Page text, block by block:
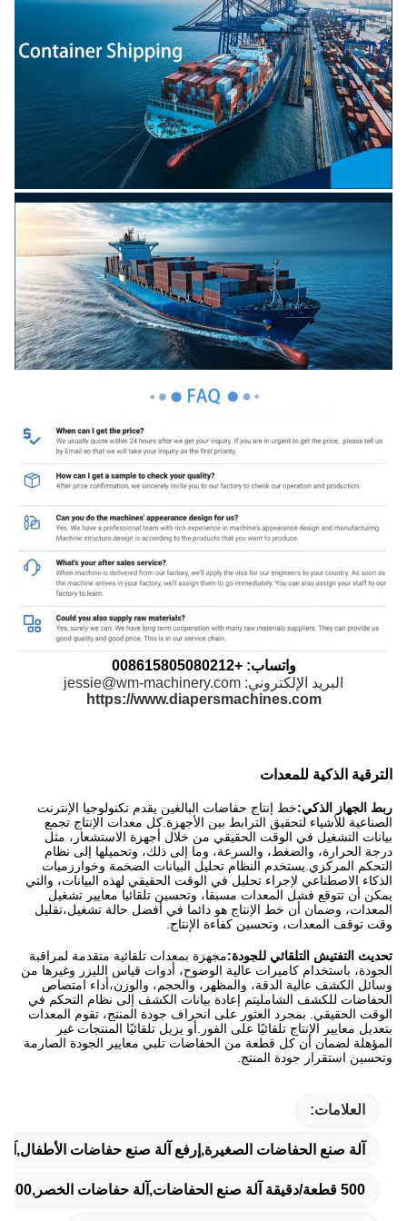
واتساب: +008615805080212
البريد الإلكتروني: jessie@wm-machinery.com
https://www.diapersmachines.com
الترقية الذكية للمعدات
ربط الجهاز الذكي:خط إنتاج حفاضات البالغين يقدم تكنولوجيا الإنترنت
الصناعية للأشياء لتحقيق الترابط بين الأجهزة.كل معدات الإنتاج تجمع
بيانات التشغيل في الوقت الحقيقي من خلال أجهزة الاستشعار، مثل
درجة الحرارة، والضغط، والسرعة، وما إلى ذلك، وتحميلها إلى نظام
التحكم المركزي.يستخدم النظام تحليل البيانات الضخمة وخوارزميات
الذكاء الاصطناعي لإجراء تحليل في الوقت الحقيقي لهذه البيانات، والتي
يمكن أن تتوقع فشل المعدات مسبقا، وتحسين تلقائيا معايير تشغيل
المعدات، وضمان أن خط الإنتاج هو دائما في أفضل حالة تشغيل،تقليل
وقت توقف المعدات، وتحسين كفاءة الإنتاج.
تحديث التفتيش التلقائي للجودة:مجهزة بمعدات تلقائية متقدمة لمراقبة
الجودة، باستخدام كاميرات عالية الوضوح، أدوات قياس الليزر وغيرها من
وسائل الكشف عالية الدقة، والمظهر، والحجم، والوزن،أداء امتصاص
الحفاضات للكشف الشامليتم إعادة بيانات الكشف إلى نظام التحكم في
الوقت الحقيقي. بمجرد العثور على انحراف جودة المنتج، تقوم المعدات
بتعديل معايير الإنتاج تلقائيًا على الفور.أو يزيل تلقائيًا المنتجات غير
المؤهلة لضمان أن كل قطعة من الحفاضات تلبي معايير الجودة الصارمة
وتحسين استقرار جودة المنتج.
العلامات:
آلة صنع الحفاضات الصغيرة,إرفع آلة صنع حفاضات
500 قطعة/دقيقة آلة صنع الحفاضات,آلة حفاضات الخصر,500 قطعة/دقيقة آلة الحفاضات